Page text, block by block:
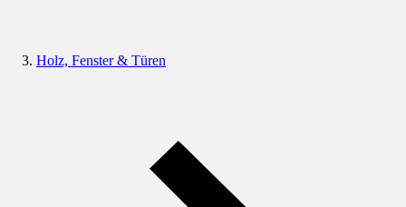
Holz, Fenster & Türen